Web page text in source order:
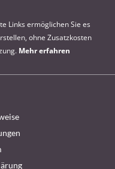
Links ermöglichen Sie es
ohne Zusatzkosten
Mehr erfahren